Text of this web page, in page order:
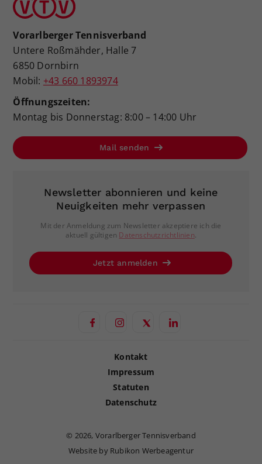
Vorarlberger Tennisverband
Untere Roßmähder, Halle 7
6850 Dornbirn
Mobil: +43 660 1893974
Öffnungszeiten:
Montag bis Donnerstag: 8:00 – 14:00 Uhr
Mail senden
Newsletter abonnieren und keine
Neuigkeiten mehr verpassen
Mit der Anmeldung zum Newsletter akzeptiere ich die
aktuell gültigen Datenschutzrichtlinien.
Jetzt anmelden
Kontakt
Impressum
Statuten
Datenschutz
© 2026, Vorarlberger Tennisverband
Website by Rubikon Werbeagentur